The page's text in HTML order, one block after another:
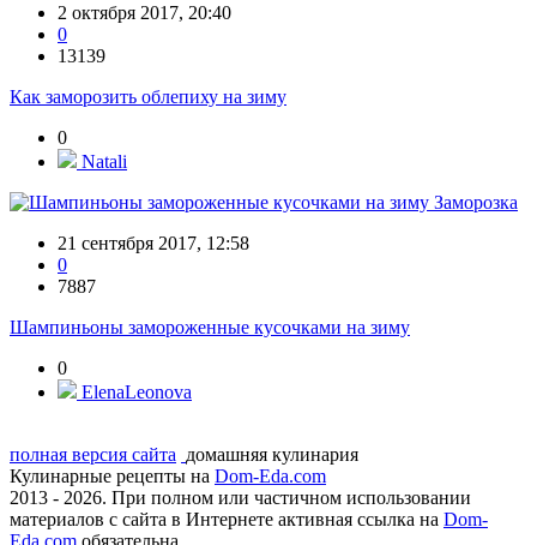
2 октября 2017, 20:40
0
13139
Как заморозить облепиху на зиму
0
Natali
Заморозка
21 сентября 2017, 12:58
0
7887
Шампиньоны замороженные кусочками на зиму
0
ElenaLeonova
полная версия сайта домашняя кулинария
Кулинарные рецепты на Dom-Eda.com
2013 - 2026. При полном или частичном использовании
материалов с сайта в Интернете активная ссылка на Dom-
Eda.com обязательна.